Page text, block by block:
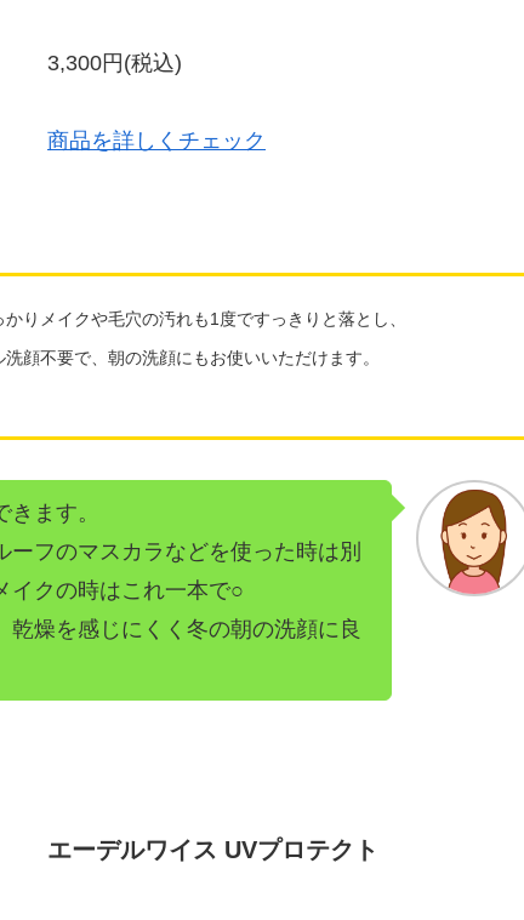
3,300円(税込)
商品を詳しくチェック
りメイクや毛穴の汚れも1度ですっきりと落とし、
顔不要で、朝の洗顔にもお使いいただけます。
ます。
フのマスカラなどを使った時は別
イクの時はこれ一本で○
燥を感じにくく冬の朝の洗顔に良
エーデルワイス UVプロテクト